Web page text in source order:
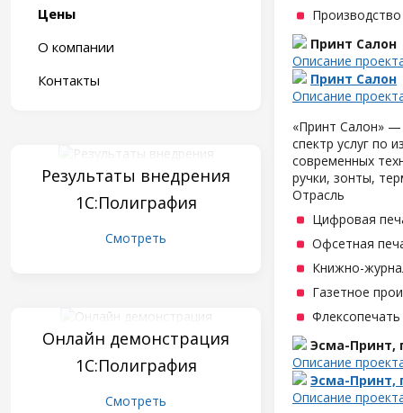
Цены
О компании
Контакты
Результаты внедрения
1С:Полиграфия
Смотреть
Онлайн демонстрация
1С:Полиграфия
Смотреть
Принт Салон
Описание
Принт Салон
Описание
«Принт Салон» —
спектр услуг по
современных
ручки, зонты,
Отрасль
Цифровая
Офсетная
Книжно-
Газетное
Эсма-Принт,
Описание
Эсма-Принт,
Описание